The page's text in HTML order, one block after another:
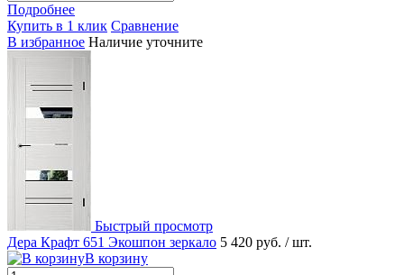
Подробнее
Купить в 1 клик Сравнение
В избранное Наличие уточните
Быстрый просмотр
Дера Крафт 651 Экошпон зеркало 5 420 руб. / шт.
В корзину